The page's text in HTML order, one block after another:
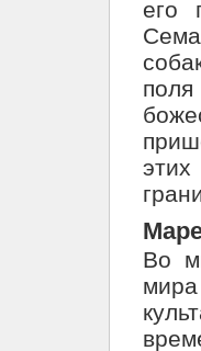
его
Во